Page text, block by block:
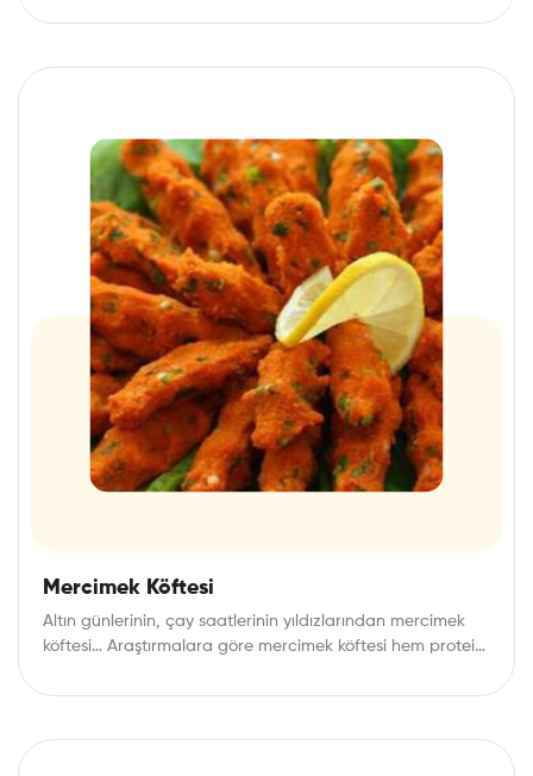
Mercimek Köftesi
Altın günlerinin, çay saatlerinin yıldızlarından mercimek
köftesi… Araştırmalara göre mercimek köftesi hem protein